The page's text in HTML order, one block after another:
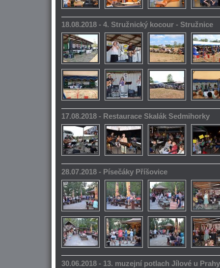
18.08.2018 - 4. Stružnický kocour - Stružnice
17.08.2018 - Restaurace Skalák Sedmihorky
28.07.2018 - Písečáky Příšovice
30.06.2018 - 13. muzejní potlach Jílové u Prahy